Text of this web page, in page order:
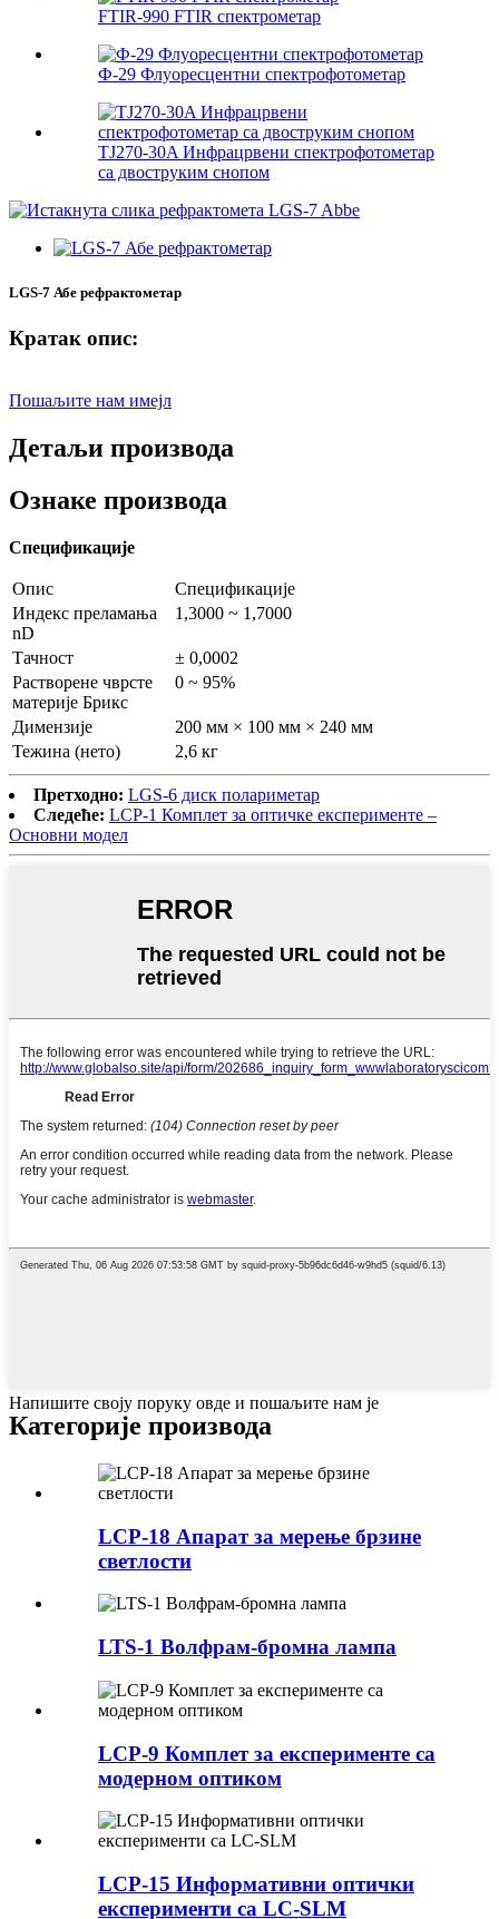
FTIR-990 FTIR спектрометар
Ф-29 Флуоресцентни спектрофотометар
TJ270-30A Инфрацрвени спектрофотометар
са двоструким снопом
LGS-7 Абе рефрактометар
Кратак опис:
Пошаљите нам имејл
Детаљи производа
Ознаке производа
Спецификације
Опис
Спецификације
Индекс преламања
nD
1,3000 ~ 1,7000
Тачност
± 0,0002
Растворене чврсте
материје Брикс
0 ~ 95%
Димензије
200 мм × 100 мм × 240 мм
Тежина (нето)
2,6 кг
Претходно: LGS-6 диск полариметар
Следеће: LCP-1 Комплет за оптичке експерименте –
Основни модел
Напишите своју поруку овде и пошаљите нам је
Категорије производа
LCP-18 Апарат за мерење брзине
светлости
LTS-1 Волфрам-бромна лампа
LCP-9 Комплет за експерименте са
модерном оптиком
LCP-15 Информативни оптички
експерименти са LC-SLM